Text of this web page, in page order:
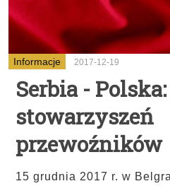
Informacje 2017-12-19
Serbia -
stowarzyszeń
przewoźników
15 grudnia 2017 r. w